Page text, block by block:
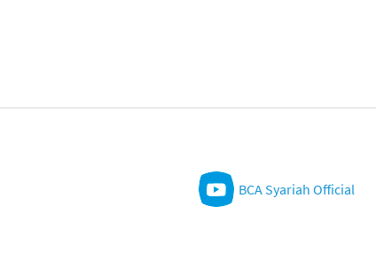
BCA Syariah Official